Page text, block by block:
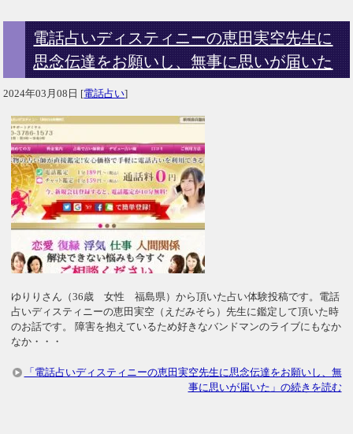
電話占いディスティニーの恵田実空先生に
思念伝達をお願いし、無事に思いが届いた
2024年03月08日 [電話占い]
ゆりりさん（36歳 女性 福島県）から頂いた占い体験投稿です。電話
占いディスティニーの恵田実空（えだみそら）先生に鑑定して頂いた時
のお話です。 障害を抱えているため好きなバンドマンのライブにもなか
なか・・・
「電話占いディスティニーの恵田実空先生に思念伝達をお願いし、無
事に思いが届いた」の続きを読む